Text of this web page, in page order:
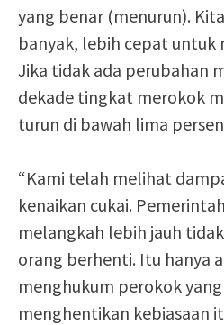
yang benar (menurun).
banyak, lebih cepat untuk
Jika tidak ada perubahan
dekade tingkat merokok
turun di bawah lima
“Kami telah melihat
kenaikan cukai.
melangkah lebih jauh
orang berhenti. Itu hanya
menghukum perokok
menghentikan kebiasaan